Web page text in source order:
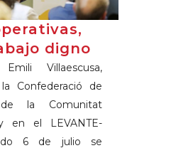
digno
Villaescusa,
Confederació de
de la Comunitat
en el LEVANTE-
6 de julio se